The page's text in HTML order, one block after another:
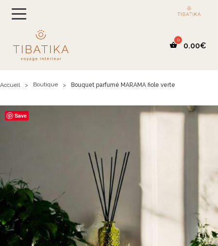
0.00€
Accueil > Boutique > Bouquet parfumé MARAMA fiole verte
Save